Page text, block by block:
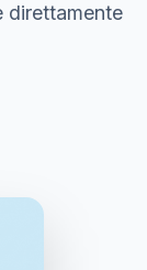
direttamente